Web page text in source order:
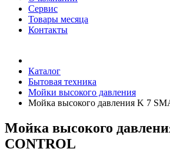
Сервис
Товары месяца
Контакты
Каталог
Бытовая техника
Мойки высокого давления
Мойка высокого давления K 7
Мойка высокого
CONTROL